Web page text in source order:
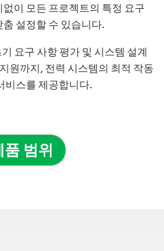
이 모든 프로젝트의 특정 요구
설정할 수 있습니다.
기 요구 사항 평가 및 시스템 설계
원까지, 전력 시스템의 최적 작동
비스를 제공합니다.
품 범위